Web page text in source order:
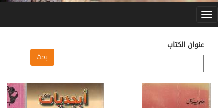
Toggle
عنوان الكتاب